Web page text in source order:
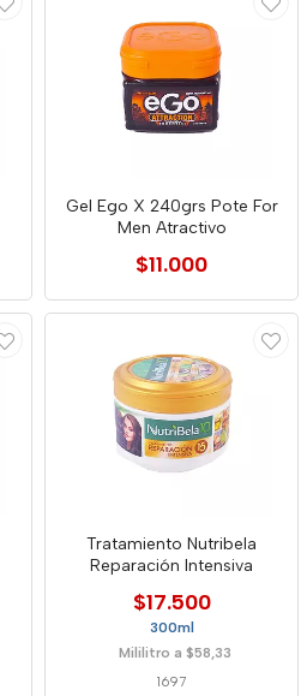
Gel Ego X 240grs Pote For
Men Atractivo
$11.000
Tratamiento Nutribela
Reparación Intensiva
$17.500
300ml
Mililitro a $58,33
1697